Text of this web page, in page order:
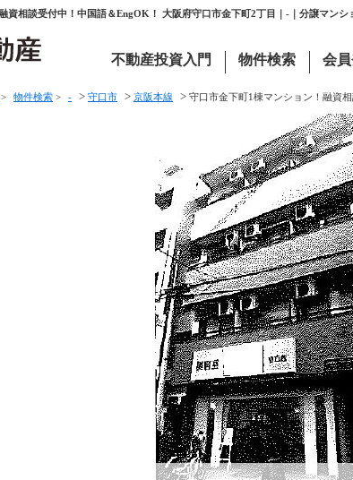
資相談受付中！中国語＆EngOK！ 大阪府守口市金下町2丁目｜-｜分譲マンシ
不動産投資入門 物件検索 会
> 物件検索 > - > 守口市 > 京阪本線 > 守口市金下町1棟マンション！融資